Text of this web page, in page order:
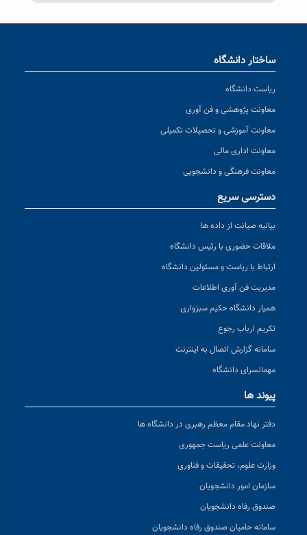
ساختار دانشگاه
ریاست دانشگاه
معاونت پژوهشی و فن آوری
معاونت آموزشی و تحصیلات تکمیلی
معاونت اداری مالی
معاونت فرهنگی و دانشجویی
دسترسی سریع
بیانیه صیانت از داده ها
ملاقات حضوری با رئیس دانشگاه
ارتباط با ریاست و مسئولین دانشگاه
مدیریت فن آوری اطلاعات
همیار دانشگاه حکیم سبزواری
تکریم ارباب رجوع
سامانه گزارش اتصال به اینترنت
مهمانسرای دانشگاه
پیوند ها
دفتر نهاد مقام معظم رهبری در دانشگاه ها
معاونت علمی ریاست جمهوری
وزارت علوم، تحقیقات و فناوری
سازمان امور دانشجویان
صندوق رفاه دانشجویان
سامانه حامیان صندوق رفاه دانشجویان